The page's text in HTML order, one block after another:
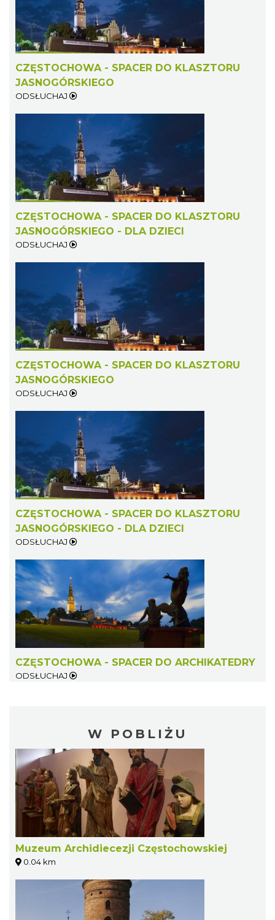
CZĘSTOCHOWA - SPACER DO KLASZTORU
JASNOGÓRSKIEGO
ODSŁUCHAJ
CZĘSTOCHOWA - SPACER DO KLASZTORU
JASNOGÓRSKIEGO - DLA DZIECI
ODSŁUCHAJ
CZĘSTOCHOWA - SPACER DO KLASZTORU
JASNOGÓRSKIEGO
ODSŁUCHAJ
CZĘSTOCHOWA - SPACER DO KLASZTORU
JASNOGÓRSKIEGO - DLA DZIECI
ODSŁUCHAJ
CZĘSTOCHOWA - SPACER DO ARCHIKATEDRY
ODSŁUCHAJ
W POBLIŻU
Muzeum Archidiecezji Częstochowskiej
0.04 km